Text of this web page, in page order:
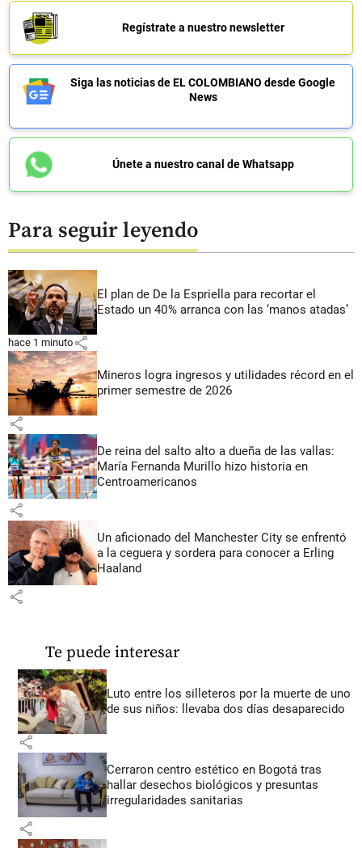
Regístrate a nuestro newsletter
Siga las noticias de EL COLOMBIANO desde Google
News
Únete a nuestro canal de Whatsapp
Para seguir leyendo
El plan de De la Espriella para recortar el
Estado un 40% arranca con las ‘manos atadas’
hace 1 minuto share
Mineros logra ingresos y utilidades récord en el
primer semestre de 2026
share
De reina del salto alto a dueña de las vallas:
María Fernanda Murillo hizo historia en
Centroamericanos
share
Un aficionado del Manchester City se enfrentó
a la ceguera y sordera para conocer a Erling
Haaland
share
Te puede interesar
Luto entre los silleteros por la muerte de uno
de sus niños: llevaba dos días desaparecido
share
Cerraron centro estético en Bogotá tras
hallar desechos biológicos y presuntas
irregularidades sanitarias
share